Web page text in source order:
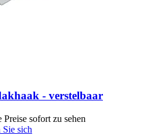
- verstelbaar
sofort zu sehen
Sie sich